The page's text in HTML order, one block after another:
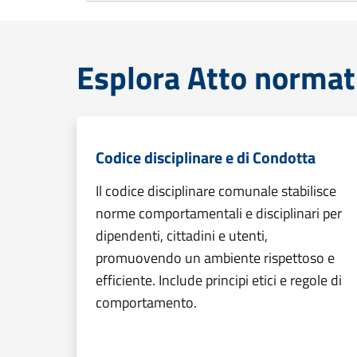
Esplora Atto
Codice disciplinare e di Condotta
Il codice disciplinare comunale stabilisce
norme comportamentali e disciplinari per
dipendenti, cittadini e utenti,
promuovendo un ambiente rispettoso e
efficiente. Include principi etici e regole di
comportamento.